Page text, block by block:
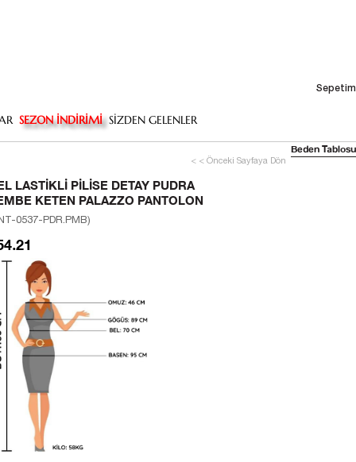
Sepetim
SEZON İNDİRİMİ SİZDEN GELENLER
< < Önceki Sayfaya Dön
LASTIKLI PILISE DETAY PUDRA
KETEN PALAZZO PANTOLON
0537-PDR.PMB)
Beden Tablosu